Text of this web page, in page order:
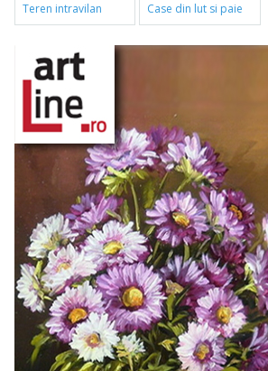
teren intravilan case din lut si paie